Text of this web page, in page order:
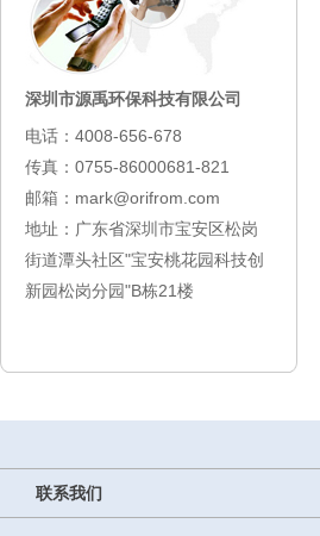
深圳市源禹环保科技有限公司
电话：4008-656-678
传真：0755-86000681-821
邮箱： mark@orifrom.com
地址：广东省深圳市宝安区松岗
街道潭头社区"宝安桃花园科技创
新园松岗分园"B栋21楼
联系我们